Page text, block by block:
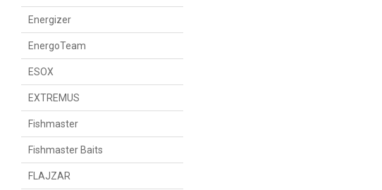
Energizer
EnergoTeam
ESOX
EXTREMUS
Fishmaster
Fishmaster Baits
FLAJZAR